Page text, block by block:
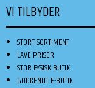
VI TILBYDER
STORT SORTIMENT
LAVE PRISER
STOR FYSISK BUTIK
GODKENDT E-BUTIK